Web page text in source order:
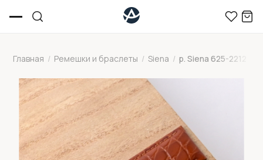
Главная / Ремешки и браслеты / Siena / р. Siena 625-2212